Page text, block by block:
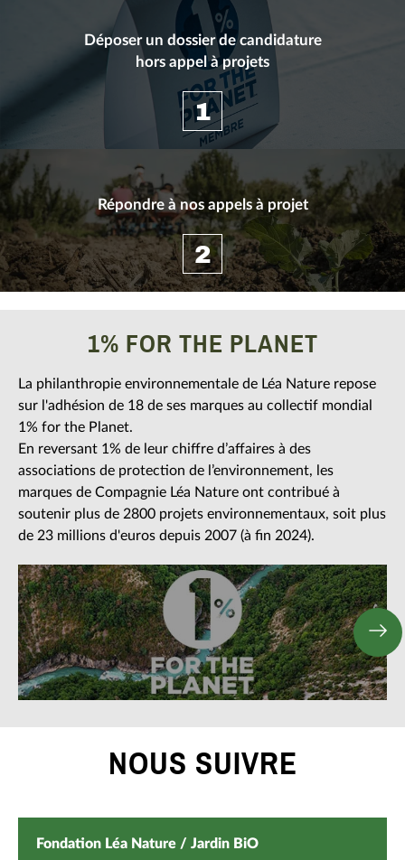
Déposer un dossier de candidature
hors appel à projets
1
Déposer un dossier de candidature
hors appel à projets
Nous finançons exclusivement des projets
environnementaux portés par des associations de
l’agriculture écologique et la transition agricole, la
santé environnementale, le changement
climatique, la transition écologique et sociétale, la
reforestation.
Sont éligibles les projets qui :
préconisent une action militante mais non
violente,
impliquent un engagement du public et des
acteurs locaux,
déterminent et atteignent des objectifs concrets
et mesurables,
développent des programmes pédagogiques
d’éducation à l’environnement.
Vous souhaitez proposer un projet ? Découvrez les
critères de financement et la procédure de dépôt
En savoir +
Répondre à nos appels à projet
2
Répondre à nos appels à projet
Découvrez tous nos appels à projets en cours ainsi
que les bilans des appels à projets passés.
En savoir +
1% FOR THE PLANET
La philanthropie environnementale de Léa Nature repose
sur l'adhésion de 18 de ses marques au collectif mondial
1% for the Planet.
En reversant 1% de leur chiffre d’affaires à des
associations de protection de l’environnement, les
marques de Compagnie Léa Nature ont contribué à
soutenir plus de 2800 projets environnementaux, soit plus
de 23 millions d'euros depuis 2007 (à fin 2024).
NOUS SUIVRE
Fondation Léa Nature / Jardin BiO